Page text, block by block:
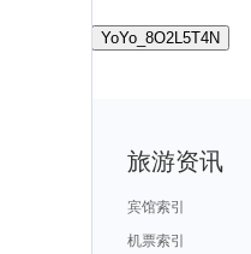
YoYo_8O2L5T4N
旅游资讯
宾馆索引
机票索引